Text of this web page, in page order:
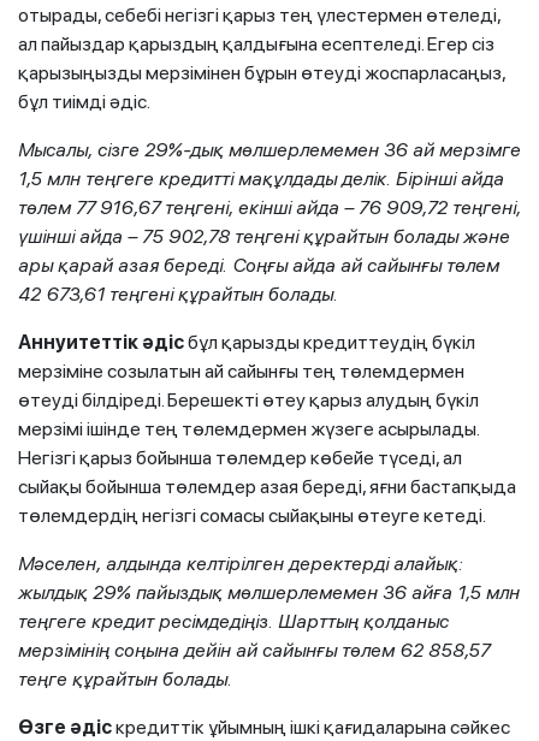
отырады, себебі негізгі қарыз тең үлестермен өтеледі,
ал пайыздар қарыздың қалдығына есептеледі. Егер сіз
қарызыңызды мерзімінен бұрын өтеуді жоспарласаңыз,
бұл тиімді әдіс.
Мысалы, сізге 29%-дық мөлшерлемемен 36 ай мерзімге
1,5 млн теңгеге кредитті мақұлдады делік. Бірінші айда
төлем 77 916,67 теңгені, екінші айда – 76 909,72 теңгені,
үшінші айда – 75 902,78 теңгені құрайтын болады және
ары қарай азая береді. Соңғы айда ай сайынғы төлем
42 673,61 теңгені құрайтын болады.
Аннуитеттік әдісбұл қарызды кредиттеудің бүкіл
мерзіміне созылатын ай сайынғы тең төлемдермен
өтеуді білдіреді. Берешекті өтеу қарыз алудың бүкіл
мерзімі ішінде тең төлемдермен жүзеге асырылады.
Негізгі қарыз бойынша төлемдер көбейе түседі, ал
сыйақы бойынша төлемдер азая береді, яғни бастапқыда
төлемдердің негізгі сомасы сыйақыны өтеуге кетеді.
Мәселен, алдында келтірілген деректерді алайық:
жылдық 29% пайыздық мөлшерлемемен 36 айға 1,5 млн
теңгеге кредит ресімдедіңіз. Шарттың қолданыс
мерзімінің соңына дейін ай сайынғы төлем 62 858,57
теңге құрайтын болады.
Өзге әдіскредиттік ұйымның ішкі қағидаларына сәйкес